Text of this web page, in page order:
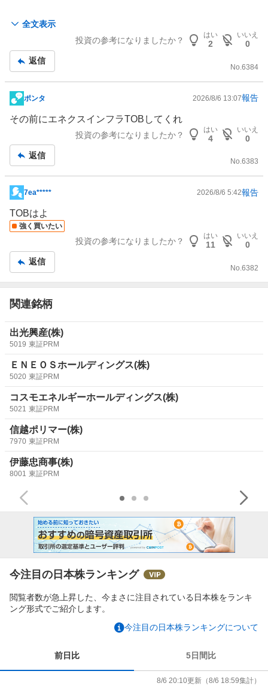
全文表示
投資の参考になりましたか？
はい
2
いいえ
0
返信
No. 6384
掲
示
記
事
ポンタ 2026/8/6 13:07報告
その前にエネクスインフラTOBしてくれ
投資の参考になりましたか？
はい
4
いいえ
0
返信
No.6383
掲
示
板
事
7ea***** 2026/8/6 5:42報告
TOBはよ
強く買いたい
投資の参考になりましたか？
はい
11
いいえ
0
返信
No. 6382
関連銘柄
出光興産(株)
5019 東証PRM
ＥＮＥＯＳホールディングス(株)
5020 東証PRM
コスモエネルギーホールディングス(株)
5021 東証PRM
信越ポリマー(株)
7970 東証PRM
伊藤忠商事(株)
8001 東証PRM
今注目の日本株ランキング
閲覧者数が急上昇した、今まさに注目されている日本株をランキ
ング形式でご紹介します。
今注目の日本株ランキングについて
前日比 5日間比
8/6 20:10更新 （8/6 18:59集計）